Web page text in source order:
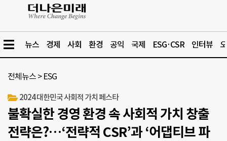
뉴스 경제 사회 환경 공익 국제 ESG·CSR 인터뷰
전체뉴스 > ESG
2024 대한민국 사회적 가치 페스타
불확실한 경영 환경 속 사회적 가치 창출
전략은?…‘전략적 CSR’과 ‘어댑티브 파